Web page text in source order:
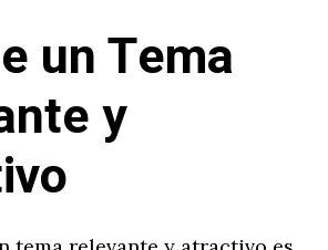
un Tema
y